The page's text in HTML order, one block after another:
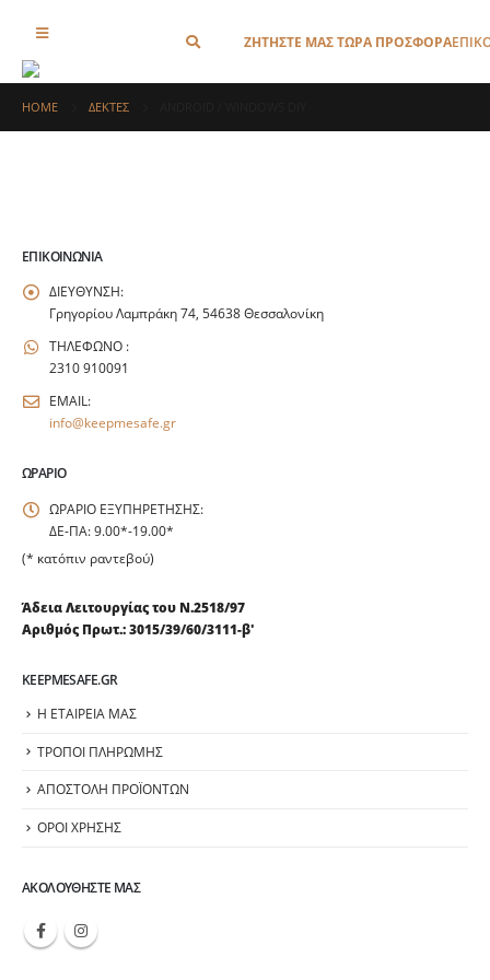
ΖΗΤΗΣΤΕ ΜΑΣ ΤΩΡΑ ΠΡΟΣΦΟΡΑ
HOME ΔΕΚΤΕΣ
ΕΠΙΚΟΙΝΩΝΊΑ
ΔΙΕΥΘΥΝΣΗ:
Γρηγορίου Λαμπράκη 74, 54638 Θεσσαλονίκη
ΤΗΛΕΦΩΝΟ :
2310 910091
EMAIL:
info@keepmesafe.gr
ΩΡΆΡΙΟ
ΩΡΑΡΙΟ ΕΞΥΠΗΡΕΤΗΣΗΣ:
ΔΕ-ΠΑ: 9.00*-19.00*
(* κατόπιν ραντεβού)
Άδεια Λειτουργίας του Ν.2518/97
Αριθμός Πρωτ.: 3015/39/60/3111-β'
KEEPMESAFE.GR
Η ΕΤΑΙΡΕΙΑ ΜΑΣ
ΤΡΟΠΟΙ ΠΛΗΡΩΜΗΣ
ΑΠΟΣΤΟΛΗ ΠΡΟΪΟΝΤΩΝ
ΟΡΟΙ ΧΡΗΣΗΣ
ΑΚΟΛΟΥΘΉΣΤΕ ΜΑΣ